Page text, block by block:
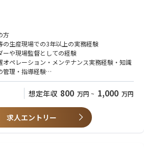
ー設備の監理・改善業務
の事業計画の企画立案とその推進
ラブル時の対応（主に施主側）
進(設備導入改造・調整、関連部門との調
(設計・手配~竣工、生産ライン導入までの一
の連携と調整
ちの方については、法定点検・工事期間中の
加でご担当いただきます。
品質)の実経験がある方
た方（施工管理や設備導入に関わっていた
を読め、業者とやり取り出来る方
程・投資管理)ができる方
食品等の経験
経験
ブル（品質・装置・人的）の初期対応、恒久
点の抽出、対策の提案・実行）
ール、作業手順）
状況などのモニタリング）
の出席と貢献、議事録作成
げ（経験に応じて）
テムを活用した連絡・管理を行います。
方
の生産現場での3年以上の実務経験
ーや現場監督としての経験
オペレーション・メンテナンス実務経験・知識
管理・指導経験
に抵抗がなく、グラフ作成やPowerPointでの
さみながらドライルーム内で勤務可能な体
想定年収 800 万円 ~ 1,000 万円
求人エントリー